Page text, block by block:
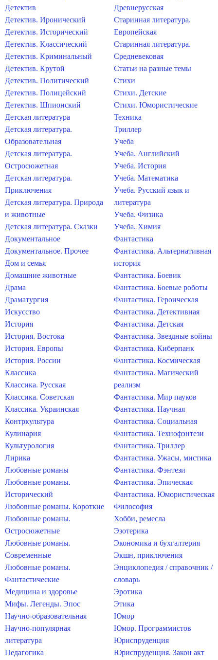
Детектив
Детектив. Иронический
Детектив. Исторический
Детектив. Классический
Детектив. Криминальный
Детектив. Крутой
Детектив. Политический
Детектив. Полицейский
Детектив. Шпионский
Детская литература
Детская литература.
Образовательная
Детская литература.
Остросюжетная
Детская литература.
Приключения
Детская литература. Природа
и животные
Детская литература. Сказки
Документальное
Документальное. Прочее
Дом и семья
Домашние животные
Драма
Драматургия
Искусство
История
История. Востока
История. Европы
История. России
Классика
Классика. Русская
Классика. Советская
Классика. Украинская
Контркультура
Кулинария
Культурология
Лирика
Любовные романы
Любовные романы.
Исторический
Любовные романы. Короткие
Любовные романы.
Остросюжетные
Любовные романы.
Современные
Любовные романы.
Фантастические
Медицина и здоровье
Мифы. Легенды. Эпос
Научно-образовательная
Научно-популярная
литература
Педагогика
Древнерусская
Старинная литература.
Европейская
Старинная литература.
Средневековая
Статьи на разные темы
Стихи
Стихи. Детские
Стихи. Юмористические
Техника
Триллер
Учеба
Учеба. Английский
Учеба. История
Учеба. Математика
Учеба. Русский язык и
литература
Учеба. Физика
Учеба. Химия
Фантастика
Фантастика. Альтернативная
история
Фантастика. Боевик
Фантастика. Боевые роботы
Фантастика. Героическая
Фантастика. Детективная
Фантастика. Детская
Фантастика. Звездные войны
Фантастика. Киберпанк
Фантастика. Космическая
Фантастика. Магический
реализм
Фантастика. Мир пауков
Фантастика. Научная
Фантастика. Социальная
Фантастика. Технофэнтези
Фантастика. Триллер
Фантастика. Ужасы, мистика
Фантастика. Фэнтези
Фантастика. Эпическая
Фантастика. Юмористическая
Философия
Хобби, ремесла
Эзотерика
Экономика и бухгалтерия
Экшн, приключения
Энциклопедия / справочник /
словарь
Эротика
Этика
Юмор
Юмор. Программистов
Юриспруденция
Юриспруденция. Закон акт